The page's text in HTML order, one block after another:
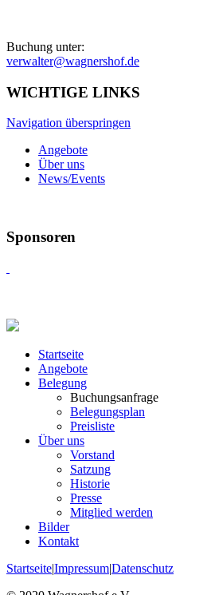
Buchung unter:
verwalter@wagnershof.de
WICHTIGE LINKS
Navigation überspringen
Angebote
Über uns
News/Events
Sponsoren
Startseite
Angebote
Belegung
Buchungsanfrage
Belegungsplan
Preisliste
Über uns
Vorstand
Satzung
Historie
Presse
Mitglied werden
Bilder
Kontakt
Startseite|Impressum|Datenschutz